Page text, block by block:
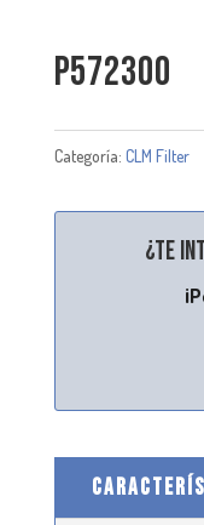
P572300
Categoría: CLM Filter
¿Te